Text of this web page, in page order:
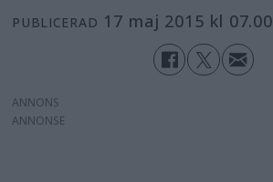
PUBLICERAD 17 maj 2015 kl 07.00
ANNONS